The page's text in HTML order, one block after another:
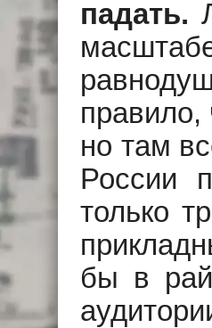
падать.
правило,
но там
России
только
бы в